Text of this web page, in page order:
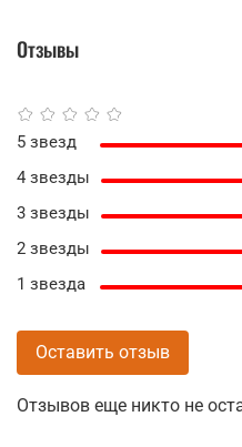
Отзывы
Отзывов еще никто не
5 звезд
4 звезды
3 звезды
2 звезды
1 звезда
Оставить отзыв